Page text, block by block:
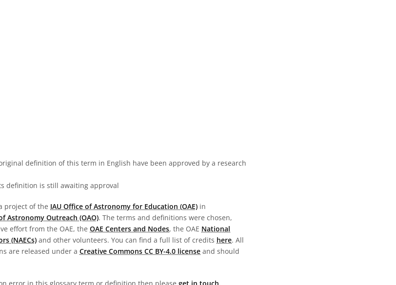
definition of this term in English have been approved by a research
definition is still awaiting approval
project of the IAU Office of Astronomy for Education (OAE) in
Astronomy Outreach (OAO). The terms and definitions were chosen,
effort from the OAE, the OAE Centers and Nodes, the OAE National
(NAECs) and other volunteers. You can find a full list of credits here. All
are released under a Creative Commons CC BY-4.0 license and should